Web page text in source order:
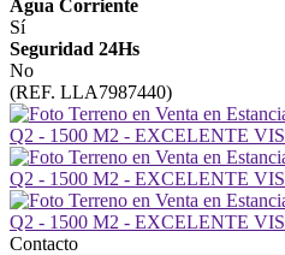
Agua Corriente
Sí
Seguridad 24Hs
No
(REF. LLA7987440)
Contacto